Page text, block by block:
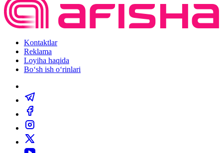
Kontaktlar
Reklama
Loyiha haqida
Bo‘sh ish o‘rinlari